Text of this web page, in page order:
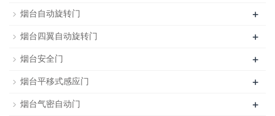
烟台自动旋转门 +
烟台四翼自动旋转门 +
烟台安全门 +
烟台平移式感应门 +
烟台气密自动门 +